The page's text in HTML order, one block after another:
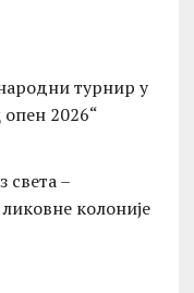
турнир у
опен 2026“
света –
колоније